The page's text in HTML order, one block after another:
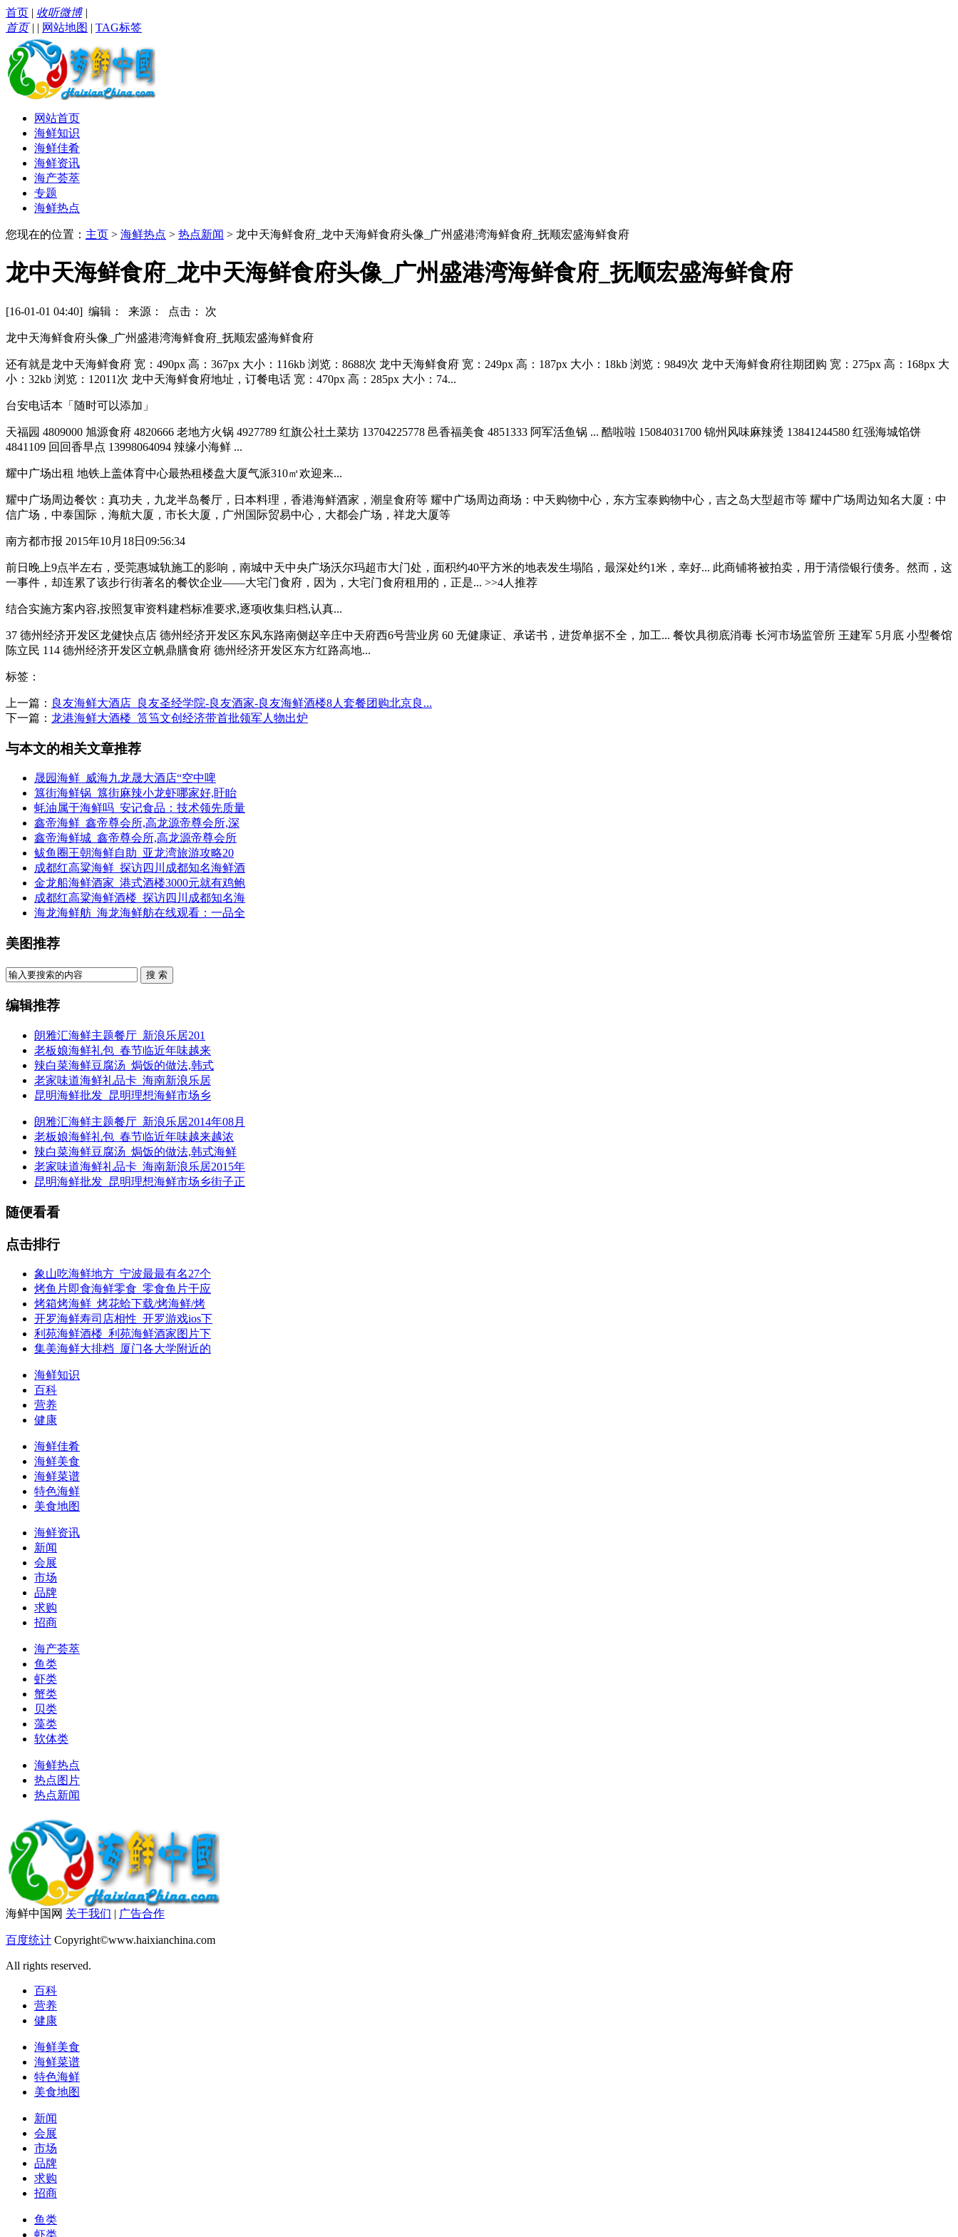
首页 | 收听微博|
首页| | 网站地图 | TAG标签
网站首页
海鲜知识
海鲜佳肴
海鲜资讯
海产荟萃
专题
海鲜热点
您现在的位置： 主页 > 海鲜热点 > 热点新闻 > 龙中天海鲜食府_龙中天海鲜食府头像_广州盛港湾海鲜食府_抚顺宏盛海鲜食府
龙中天海鲜食府_龙中天海鲜食府头像_广州盛港湾海鲜食府_抚顺宏盛海鲜食府
[16-01-01 04:40] 编辑： 来源： 点击： 次
龙中天海鲜食府头像_广州盛港湾海鲜食府_抚顺宏盛海鲜食府
还有就是龙中天海鲜食府 宽：490px 高：367px 大小：116kb 浏览：8688次 龙中天海鲜食府 宽：249px 高：187px 大小：18kb 浏览：9849次 龙中天海鲜食府往期团购 宽：275px 高：168px 大
小：32kb 浏览：12011次 龙中天海鲜食府地址，订餐电话 宽：470px 高：285px 大小：74...
台安电话本「随时可以添加」
天福园 4809000 旭源食府 4820666 老地方火锅 4927789 红旗公社土菜坊 13704225778 邑香福美食 4851333 阿军活鱼锅 ... 酷啦啦 15084031700 锦州风味麻辣烫 13841244580 红强海城馅饼
4841109 回回香早点 13998064094 辣缘小海鲜 ...
耀中广场出租 地铁上盖体育中心最热租楼盘大厦气派310㎡欢迎来...
耀中广场周边餐饮：真功夫，九龙半岛餐厅，日本料理，香港海鲜酒家，潮皇食府等 耀中广场周边商场：中天购物中心，东方宝泰购物中心，吉之岛大型超市等 耀中广场周边知名大厦：中
信广场，中泰国际，海航大厦，市长大厦，广州国际贸易中心，大都会广场，祥龙大厦等
南方都市报 2015年10月18日09:56:34
前日晚上9点半左右，受莞惠城轨施工的影响，南城中天中央广场沃尔玛超市大门处，面积约40平方米的地表发生塌陷，最深处约1米，幸好... 此商铺将被拍卖，用于清偿银行债务。然而，这
一事件，却连累了该步行街著名的餐饮企业——大宅门食府，因为，大宅门食府租用的，正是... >>4人推荐
结合实施方案内容,按照复审资料建档标准要求,逐项收集归档,认真...
37 德州经济开发区龙健快点店 德州经济开发区东风东路南侧赵辛庄中天府西6号营业房 60 无健康证、承诺书，进货单据不全，加工... 餐饮具彻底消毒 长河市场监管所 王建军 5月底 小型餐馆
陈立民 114 德州经济开发区立帆鼎膳食府 德州经济开发区东方红路高地...
标签：
上一篇： 良友海鲜大酒店_良友圣经学院-良友酒家-良友海鲜酒楼8人套餐团购北京良...
下一篇： 龙港海鲜大酒楼_筼筜文创经济带首批领军人物出炉
与本文的相关文章推荐
晟园海鲜_威海九龙晟大酒店“空中啤
簋街海鲜锅_簋街麻辣小龙虾哪家好,盱眙
蚝油属于海鲜吗_安记食品：技术领先质量
鑫帝海鲜_鑫帝尊会所,高龙源帝尊会所,深
鑫帝海鲜城_鑫帝尊会所,高龙源帝尊会所
鲅鱼圈王朝海鲜自助_亚龙湾旅游攻略20
成都红高粱海鲜_探访四川成都知名海鲜酒
金龙船海鲜酒家_港式酒楼3000元就有鸡鲍
成都红高粱海鲜酒楼_探访四川成都知名海
海龙海鲜舫_海龙海鲜舫在线观看：一品全
美图推荐
搜 索
编辑推荐
朗雅汇海鲜主题餐厅_新浪乐居201
老板娘海鲜礼包_春节临近年味越来
辣白菜海鲜豆腐汤_焗饭的做法,韩式
老家味道海鲜礼品卡_海南新浪乐居
昆明海鲜批发_昆明理想海鲜市场乡
朗雅汇海鲜主题餐厅_新浪乐居2014年08月
老板娘海鲜礼包_春节临近年味越来越浓
辣白菜海鲜豆腐汤_焗饭的做法,韩式海鲜
老家味道海鲜礼品卡_海南新浪乐居2015年
昆明海鲜批发_昆明理想海鲜市场乡街子正
随便看看
点击排行
象山吃海鲜地方_宁波最最有名27个
烤鱼片即食海鲜零食_零食鱼片干应
烤箱烤海鲜_烤花蛤下载/烤海鲜/烤
开罗海鲜寿司店相性_开罗游戏ios下
利苑海鲜酒楼_利苑海鲜酒家图片下
集美海鲜大排档_厦门各大学附近的
海鲜知识
百科
营养
健康
海鲜佳肴
海鲜美食
海鲜菜谱
特色海鲜
美食地图
海鲜资讯
新闻
会展
市场
品牌
求购
招商
海产荟萃
鱼类
虾类
蟹类
贝类
藻类
软体类
海鲜热点
热点图片
热点新闻
海鲜中国网 关于我们 | 广告合作
百度统计 Copyright©www.haixianchina.com
All rights reserved.
百科
营养
健康
海鲜美食
海鲜菜谱
特色海鲜
美食地图
新闻
会展
市场
品牌
求购
招商
鱼类
虾类